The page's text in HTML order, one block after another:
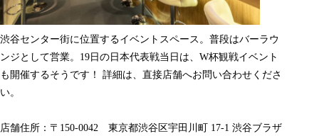
渋谷センター街に位置するイベントスペース。普段はバーラウ
ンジとして営業。19日の日本代表戦当日は、W杯観戦イベント
も開催するそうです！ 詳細は、直接店舗へお問い合わせくださ
い。
店舗住所：〒150-0042 東京都渋谷区宇田川町 17-1 渋谷ブラザ